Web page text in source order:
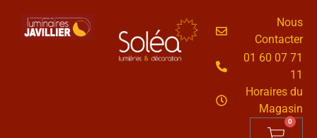
Nous
Contacter
01 60 07 71
11
Horaires du
Magasin
0